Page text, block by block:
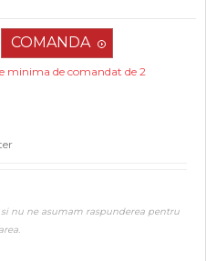
minima de comandat de 2
nu ne asumam raspunderea pentru